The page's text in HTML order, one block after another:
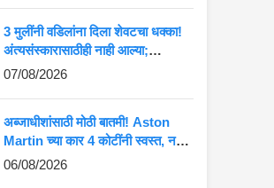
3 मुलींनी वडिलांना दिला शेवटचा धक्का!
अंत्यसंस्कारासाठीही नाही आल्या;
VIDEO मागितल्याने संताप
07/08/2026
अब्जाधीशांसाठी मोठी बातमी! Aston
Martin च्या कार 4 कोटींनी स्वस्त, नवीन
किंमत पाहून बसेल धक्का
06/08/2026